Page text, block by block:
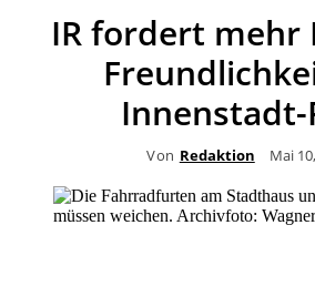
IR fordert mehr
Innenstadt-
Von Redaktion Mai